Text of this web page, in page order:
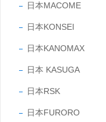
日本MACOME
日本KONSEI
日本KANOMAX
日本 KASUGA
日本RSK
日本FURORO